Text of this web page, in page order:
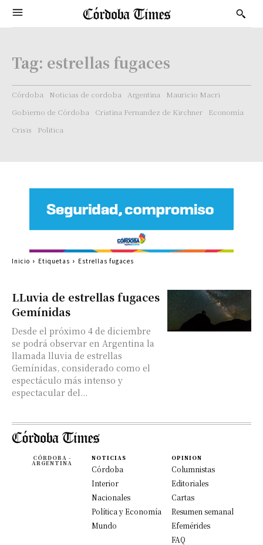
Tag: estrellas fugaces
Córdoba Noticias de cordoba Argentina
Mauricio Macri
Gobierno de Córdoba
Cristina Fernandez de Kirchner
Economía
Crisis
Politica
LLuvia de estrellas fugaces
Gemínidas
Desde el próximo 4 de diciembre
se podrá observar en Argentina la
llamada lluvia de estrellas
Gemínidas, considerado como el
espectáculo más intenso y
espectacular del...
Inicio Etiquetas Estrellas fugaces
CÓRDOBA -
ARGENTINA
NOTICIAS
Córdoba
Interior
Nacionales
Política y Economía
Mundo
OPINION
Columnistas
Editoriales
Cartas
Resumen semanal
Efemérides
FAQ